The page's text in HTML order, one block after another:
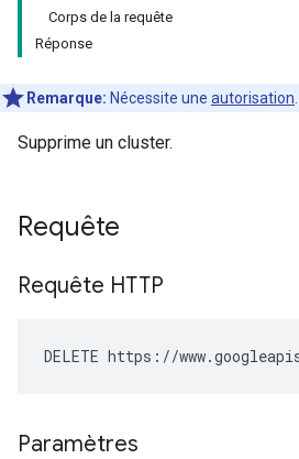
Corps de la requête
Réponse
Remarque: Nécessite une autorisation
Supprime un cluster.
Requête
Requête HTTP
DELETE https://
Paramètres